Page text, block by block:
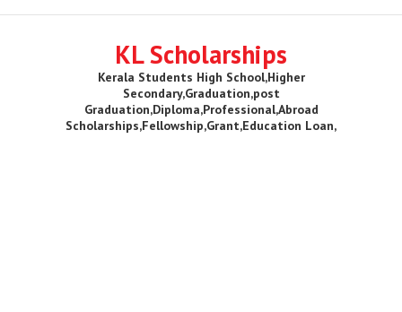
KL Scholarships
Kerala Students High School,Higher
Secondary,Graduation,post
Graduation,Diploma,Professional,Abroad
Scholarships,Fellowship,Grant,Education Loan,